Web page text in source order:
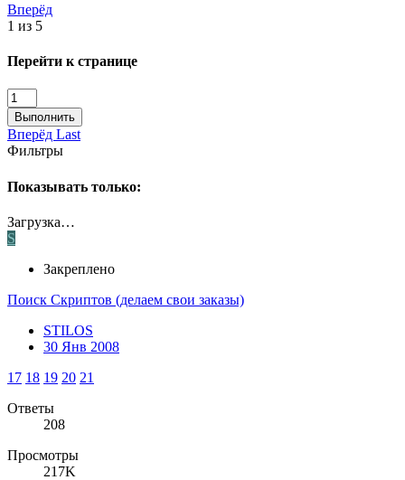
Вперёд
1 из 5
Перейти к странице
Выполнить
Вперёд Last
Фильтры
Показывать только:
Загрузка…
S
Закреплено
Поиск Скриптов (делаем свои заказы)
STILOS
30 Янв 2008
17 18 19 20 21
Ответы
208
Просмотры
217K